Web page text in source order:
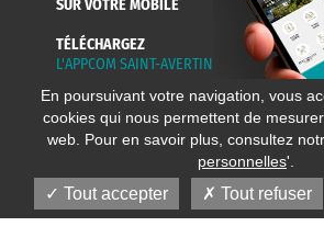
SUR VOTRE MOBILE
TÉLÉCHARGEZ
L'APPCOM SAINT-AVERTIN
En poursuivant votre navigation, vous
cookies qui nous permettent de
web. Pour en savoir plus, consultez
personnelles'.
Tout accepter Tout refuser